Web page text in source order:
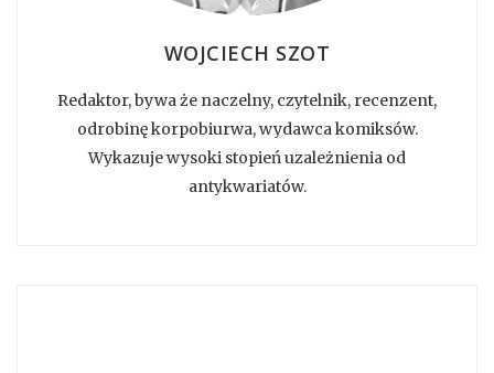
WOJCIECH SZOT
Redaktor, bywa że naczelny, czytelnik, recenzent,
odrobinę korpobiurwa, wydawca komiksów.
Wykazuje wysoki stopień uzależnienia od
antykwariatów.